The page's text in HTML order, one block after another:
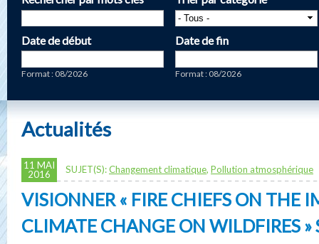
Date de début
Format : 08/2026
Date de fin
Format : 08/2026
Actualités
11 MAI
2016
SUJET(S):Changement climatique, Pollution atmosphérique
VISIONNER « FIRE CHIEFS ON THE
CLIMATE CHANGE ON WILDFIRES »